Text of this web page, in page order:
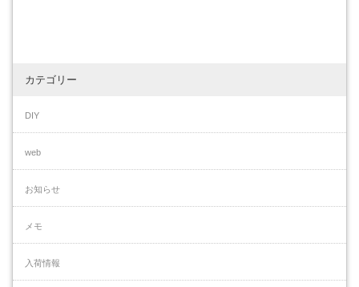
カテゴリー
DIY
web
お知らせ
メモ
入荷情報